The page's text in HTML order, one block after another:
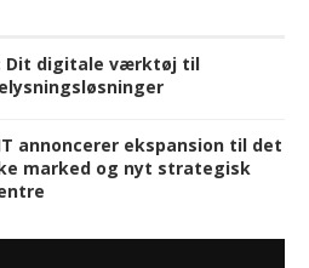
Dit digitale værktøj til
annoncerer ekspansion til det
marked og nyt strategisk